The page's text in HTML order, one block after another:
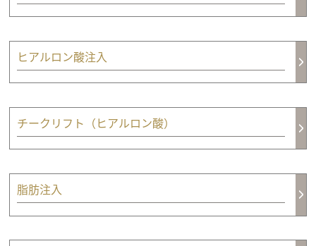
ヒアルロン酸注入
チークリフト（ヒアルロン酸）
脂肪注入